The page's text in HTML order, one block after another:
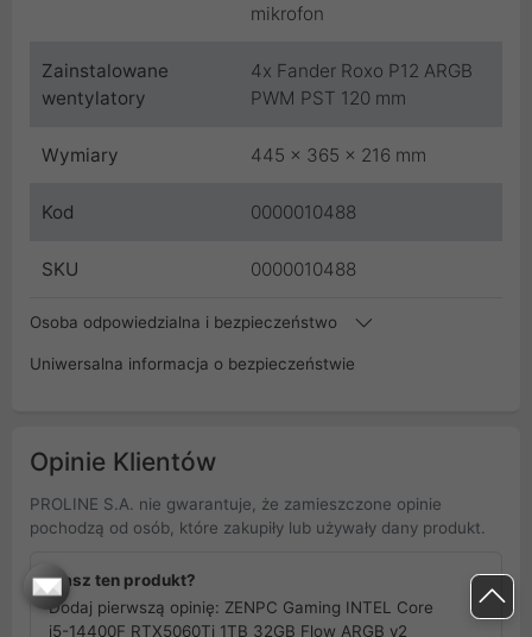
mikrofon
Zainstalowane
wentylatory
4x Fander Roxo P12 ARGB
PWM PST 120 mm
Wymiary 445 x 365 x 216 mm
Kod 0000010488
SKU 0000010488
Osoba odpowiedzialna i bezpieczeństwo
Uniwersalna informacja o bezpieczeństwie
Opinie Klientów
PROLINE S.A. nie gwarantuje, że zamieszczone opinie
pochodzą od osób, które zakupiły lub używały dany produkt.
Masz ten produkt?
Dodaj pierwszą opinię: ZENPC Gaming INTEL Core
i5-14400F RTX5060Ti 1TB 32GB Flow ARGB v2